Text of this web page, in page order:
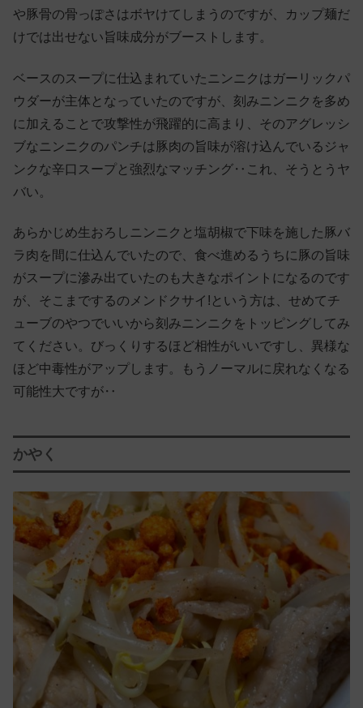
や豚骨の骨っぽさはボヤけてしまうのですが、カップ麺だ
けでは出せない旨味成分がブーストします。
ベースのスープに仕込まれていたニンニクはガーリックパ
ウダーが主体となっていたのですが、刻みニンニクを多め
に加えることで攻撃性が飛躍的に高まり、そのアグレッシ
ブなニンニクのパンチは豚肉の旨味が溶け込んでいるジャ
ンクな辛口スープと強烈なマッチング‥これ、そうとうヤ
バい。
あらかじめ生おろしニンニクと塩胡椒で下味を施した豚バ
ラ肉を間に仕込んでいたので、食べ進めるうちに豚の旨味
がスープに滲み出ていたのも大きなポイントになるのです
が、そこまでするのメンドクサイ!という方は、せめてチ
ューブのやつでいいから刻みニンニクをトッピングしてみ
てください。びっくりするほど相性がいいですし、異様な
ほど中毒性がアップします。もうノーマルに戻れなくなる
可能性大ですが‥
かやく